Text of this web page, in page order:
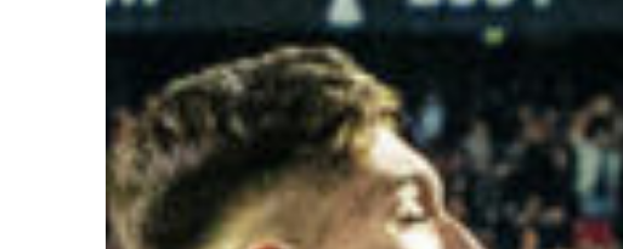
Ir a su web Ir a su web